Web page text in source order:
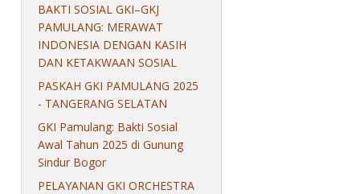
BAKTI SOSIAL GKI–GKJ
PAMULANG: MERAWAT
INDONESIA DENGAN KASIH
DAN KETAKWAAN SOSIAL
PASKAH GKI PAMULANG 2025
- TANGERANG SELATAN
GKI Pamulang: Bakti Sosial
Awal Tahun 2025 di Gunung
Sindur Bogor
PELAYANAN GKI ORCHESTRA